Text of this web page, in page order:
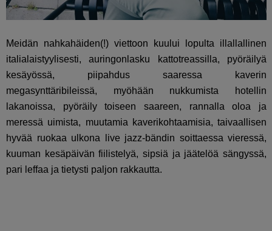
Meidän nahkahäiden(!) viettoon kuului lopulta illallallinen
italialaistyylisesti, auringonlasku kattotreassilla, pyöräilyä
kesäyössä, piipahdus saaressa kaverin
megasynttäribileissä, myöhään nukkumista hotellin
lakanoissa, pyöräily toiseen saareen, rannalla oloa ja
meressä uimista, muutamia kaverikohtaamisia, taivaallisen
hyvää ruokaa ulkona live jazz-bändin soittaessa vieressä,
kuuman kesäpäivän fiilistelyä, sipsiä ja jäätelöä sängyssä,
pari leffaa ja tietysti paljon rakkautta.